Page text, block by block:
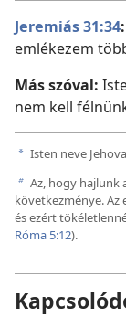
Jeremiás 31:34:
emlékezem
Más szóval:
nem kell
a Isten neve
b Az, hogy hajlunk
következménye. Az
és ezért
Róma 5:12).